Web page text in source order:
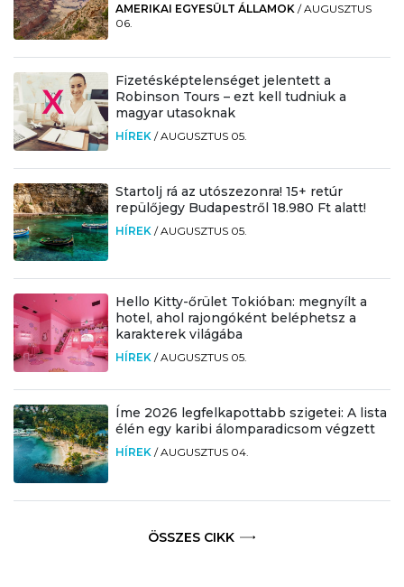
AMERIKAI EGYESÜLT ÁLLAMOK /AUGUSZTUS
06.
Fizetésképtelenséget jelentett a
Robinson Tours – ezt kell tudniuk a
magyar utasoknak
HÍREK /AUGUSZTUS 05.
Startolj rá az utószezonra! 15+ retúr
repülőjegy Budapestről 18.980 Ft alatt!
HÍREK /AUGUSZTUS 05.
Hello Kitty-őrület Tokióban: megnyílt a
hotel, ahol rajongóként beléphetsz a
karakterek világába
HÍREK /AUGUSZTUS 05.
Íme 2026 legfelkapottabb szigetei: A lista
élén egy karibi álomparadicsom végzett
HÍREK /AUGUSZTUS 04.
ÖSSZES CIKK